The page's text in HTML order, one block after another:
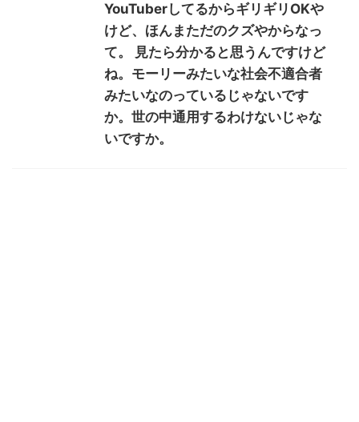
YouTuberしてるからギリギリOKや
けど、ほんまただのクズやからなっ
て。 見たら分かると思うんですけど
ね。モーリーみたいな社会不適合者
みたいなのっているじゃないです
か。世の中通用するわけないじゃな
いですか。